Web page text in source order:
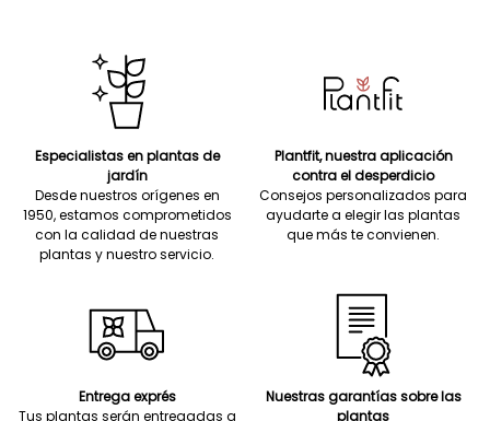
Especialistas en plantas de
jardín
Desde nuestros orígenes en
1950, estamos comprometidos
con la calidad de nuestras
plantas y nuestro servicio.
Plantfit, nuestra aplicación
contra el desperdicio
Consejos personalizados para
ayudarte a elegir las plantas
que más te convienen.
Entrega exprés
Tus plantas serán entregadas a
Nuestras garantías sobre las
plantas